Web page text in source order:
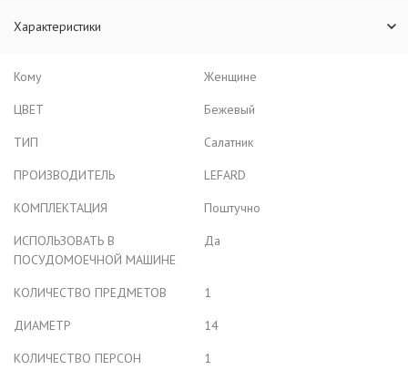
Характеристики
Кому
Женщине
ЦВЕТ
Бежевый
ТИП
Салатник
ПРОИЗВОДИТЕЛЬ
LEFARD
КОМПЛЕКТАЦИЯ
Поштучно
ИСПОЛЬЗОВАТЬ В
ПОСУДОМОЕЧНОЙ МАШИНЕ
Да
КОЛИЧЕСТВО ПРЕДМЕТОВ
1
ДИАМЕТР
14
КОЛИЧЕСТВО ПЕРСОН
1